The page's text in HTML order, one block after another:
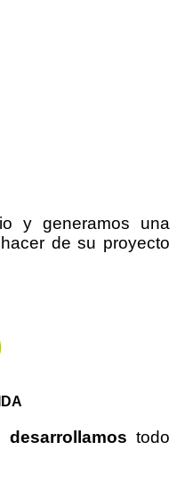
y generamos una
de su proyecto
desarrollamos todo